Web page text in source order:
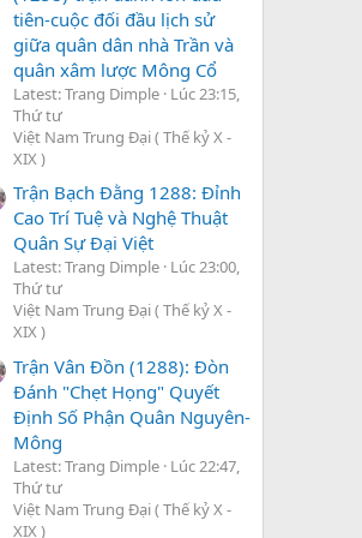
tiên-cuộc đối đầu lịch sử
giữa quân dân nhà Trần và
quân xâm lược Mông Cổ
Latest: Trang Dimple Lúc 23:15,
Thứ tư
Việt Nam Trung Đại ( Thế kỷ X -
XIX )
Trận Bạch Đằng 1288: Đỉnh
Cao Trí Tuệ và Nghệ Thuật
Quân Sự Đại Việt
Latest: Trang Dimple Lúc 23:00,
Thứ tư
Việt Nam Trung Đại ( Thế kỷ X -
XIX )
Trận Vân Đồn (1288): Đòn
Đánh "Chẹt Họng" Quyết
Định Số Phận Quân Nguyên-
Mông
Latest: Trang Dimple Lúc 22:47,
Thứ tư
Việt Nam Trung Đại ( Thế kỷ X -
XIX )